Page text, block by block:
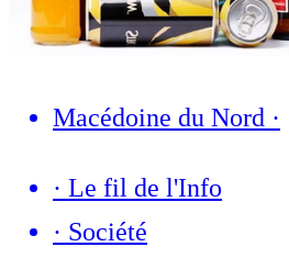
Macédoine du Nord ·
· Le fil de l'Info
· Société